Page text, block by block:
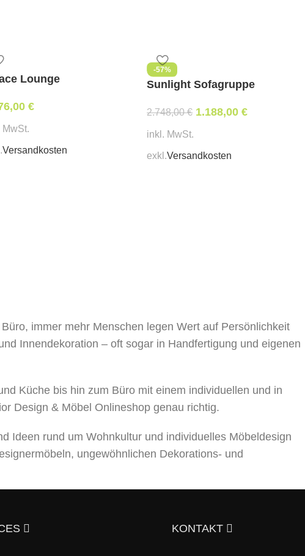
Lounge
€
MwSt.
Versandkosten
-57%
Sunlight Sofagruppe
2.748,00€ 1.188,00€
inkl. MwSt.
exkl.Versandkosten
immer mehr Menschen legen Wert auf Persönlichkeit
Innendekoration – oft sogar in Handfertigung und eigenen
Küche bis hin zum Büro mit einem individuellen und in
Design & Möbel Onlineshop genau richtig.
Ideen rund um Wohnkultur und individuelles Möbeldesign
ungewöhnlichen Dekorations- und
KONTAKT